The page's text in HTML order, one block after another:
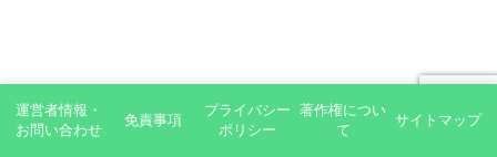
運営者情報・
お問い合わせ
免責事項
プライバシー
ポリシー
著作権につい
て
サイトマップ